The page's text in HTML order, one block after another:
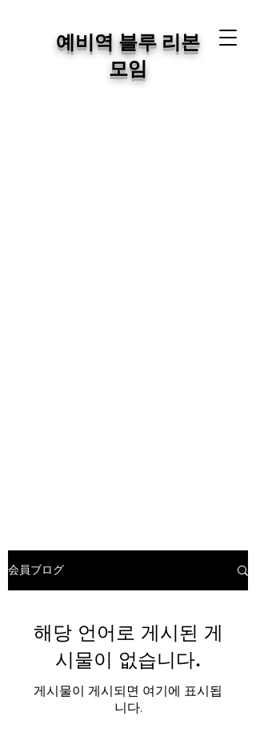
예비역 블루 리본
모임
会員ブログ
해당 언어로 게시된 게
시물이 없습니다.
게시물이 게시되면 여기에 표시됩
니다.